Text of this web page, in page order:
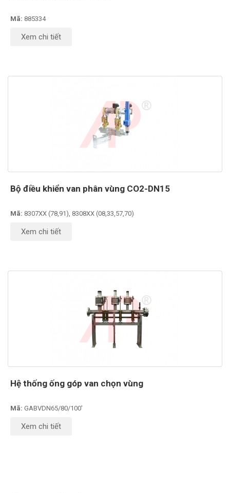
Mã: 885334
Xem chi tiết
Bộ điều khiển van phân vùng CO2-DN15
Mã: 8307XX (78,91), 8308XX (08,33,57,70)
Xem chi tiết
Hệ thống ống góp van chọn vùng
Mã: GABVDN65/80/100'
Xem chi tiết